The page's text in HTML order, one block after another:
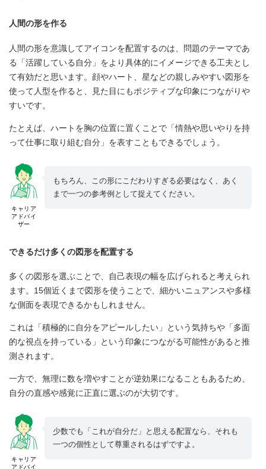
人間の形を作る
人間の形を意識してアイコンを配置するのは、問題のテーマであ
る「活躍している自分」をより具体的にイメージできる工夫とし
て有効だと思います。顔やハート、星などの親しみやすい図形を
使って人型を作ると、見た目にもポジティブな印象につながりや
すいです。
たとえば、ハートを胸の位置に置くことで「情熱や思いやりを持
って仕事に取り組む自分」を表すこともできるでしょう。
キャリア
アドバイ
ザー
もちろん、この形にこだわりすぎる必要はなく、あく
まで一つの参考例として捉えてください。
できるだけ多くの図形を配置する
多くの図形を選ぶことで、自己表現の幅を広げられると考えられ
ます。15個近くまで図形を使うことで、細かいニュアンスや多様
な側面を表現できるかもしれません。
これは「積極的に自分をアピールしたい」という気持ちや「多面
的な視点を持っている」という印象につながる可能性があると推
測されます。
一方で、無理に数を増やすことが逆効果になることもあるため、
自分の直感や感覚に正直に選ぶのが大切です。
キャリア
アドバイ
少数でも「これが自分だ」と思える配置なら、それも
一つの個性として尊重されるはずですよ。